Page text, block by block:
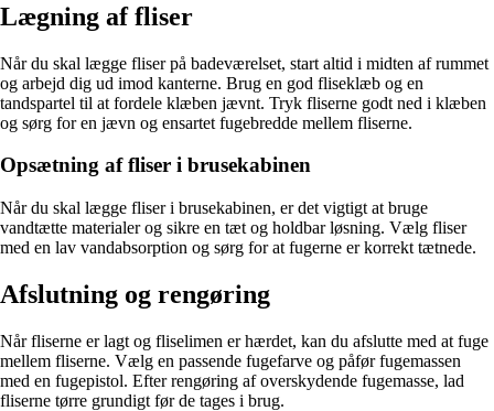
Lægning af fliser
Når du skal lægge fliser på badeværelset, start altid i midten af rummet
og arbejd dig ud imod kanterne. Brug en god fliseklæb og en
tandspartel til at fordele klæben jævnt. Tryk fliserne godt ned i klæben
og sørg for en jævn og ensartet fugebredde mellem fliserne.
Opsætning af fliser i brusekabinen
Når du skal lægge fliser i brusekabinen, er det vigtigt at bruge
vandtætte materialer og sikre en tæt og holdbar løsning. Vælg fliser
med en lav vandabsorption og sørg for at fugerne er korrekt tætnede.
Afslutning og rengøring
Når fliserne er lagt og fliselimen er hærdet, kan du afslutte med at fuge
mellem fliserne. Vælg en passende fugefarve og påfør fugemassen
med en fugepistol. Efter rengøring af overskydende fugemasse, lad
fliserne tørre grundigt før de tages i brug.